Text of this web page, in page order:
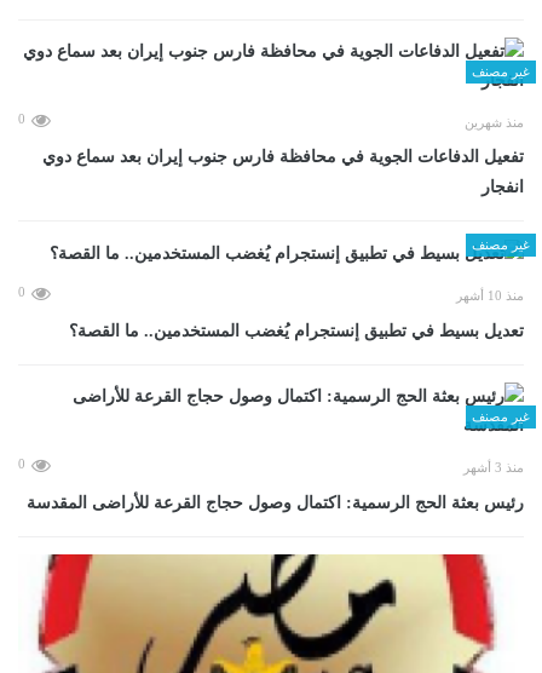
غير مصنف
منذ شهرين 0
تفعيل الدفاعات الجوية في محافظة فارس جنوب إيران بعد سماع دوي
انفجار
غير مصنف
منذ 10 أشهر 0
تعديل بسيط في تطبيق إنستجرام يُغضب المستخدمين.. ما القصة؟
غير مصنف
منذ 3 أشهر 0
رئيس بعثة الحج الرسمية: اكتمال وصول حجاج القرعة للأراضى المقدسة